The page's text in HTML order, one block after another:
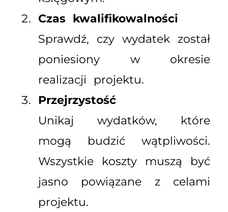
Czas kwalifikowalności
Sprawdź, czy wydatek został
poniesiony w okresie
realizacji projektu.
Przejrzystość
Unikaj wydatków, które
mogą budzić wątpliwości.
Wszystkie koszty muszą być
jasno powiązane z celami
projektu.